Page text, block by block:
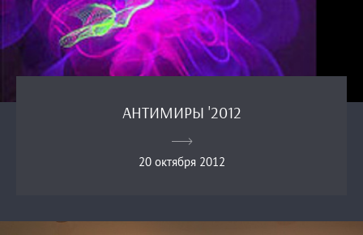
АНТИМИРЫ '2012
20 октября 2012